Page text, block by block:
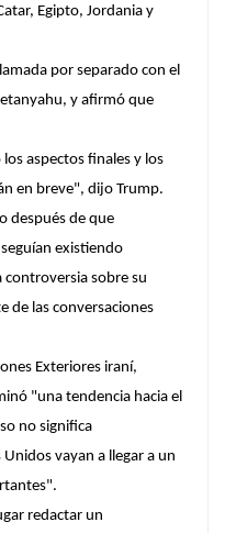
Egipto, Jordania y
por separado con el
y afirmó que
aspectos finales y los
en breve", dijo Trump.
después de que
existiendo
controversia sobre su
de las conversaciones
Exteriores iraní,
"una tendencia hacia el
no significa
vayan a llegar a un
redactar un